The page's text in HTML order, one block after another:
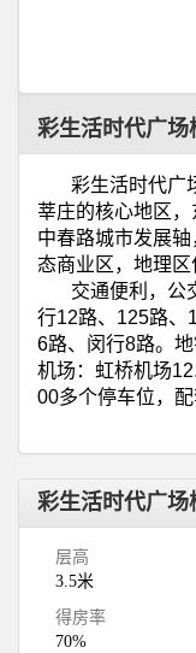
彩生活时代广场
彩生活时代广
莘庄的核心地区，
中春路城市发展
态商业区，地理区
交通便利，公
行12路、 125路、
6路、闵行8路。
机场：虹桥机场
00多个停车位，
彩生活时代广场
层高
3.5米
得房率
70%